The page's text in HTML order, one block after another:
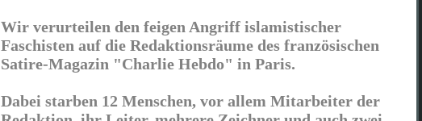
Wir verurteilen den feigen Angriff islamistischer
Faschisten auf die Redaktionsräume des französischen
Satire-Magazin "Charlie Hebdo" in Paris.
Dabei starben 12 Menschen, vor allem Mitarbeiter der